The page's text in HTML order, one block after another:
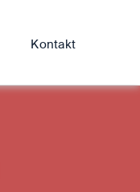
Kontakt